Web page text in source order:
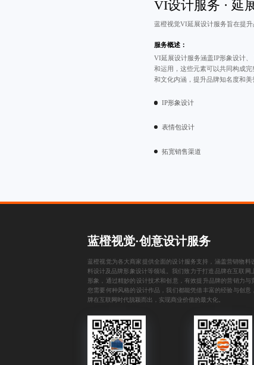
VI设计服务 · 延
蓝橙视觉VI延展设计服务旨在提
服务概述：
VI延展设计服务涵盖IP形象设计、
和运用，这些元素可以共同构成
和文化内涵，提升品牌知名度和美
IP形象设计
表情包设计
拓宽销售渠道
蓝橙视觉·创意设计服务
蓝橙视觉为各大商家提供全面的设计服务支持，涵盖营销物料
料设计及品牌形象设计等领域。我们致力于打造品牌在互联网
形象，通过精妙的设计技术和创意，有效提升品牌的营销力与
您需要何种风格的设计作品，我们都能凭借丰富的经验与创意
牌在互联网时代脱颖而出，实现商业价值的最大化。